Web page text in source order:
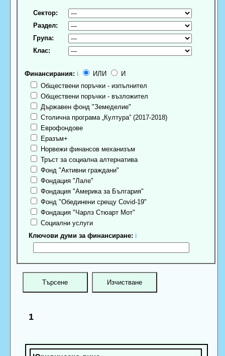
Сектор:
Раздел:
Група:
Клас:
Финансирания: ℹ ИЛИ
И
Обществени поръчки - изпълнител
Обществени поръчки - възложител
Държавен фонд "Земеделие"
Столична програма „Култура” (2017-2018)
Еврофондове
Еразъм+
Норвежи финансов механизъм
Тръст за социална алтернатива
Фонд "Активни граждани"
Фондация "Лале"
Фондация "Америка за България"
Фонд "Обединени срещу Covid-19"
Фондация "Чарлз Стюарт Мот"
Социални услуги
Ключови думи за финансиране: ℹ
1